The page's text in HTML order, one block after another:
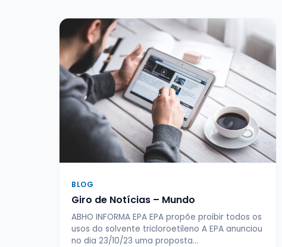
BLOG
Giro de Notícias – Mundo
ABHO INFORMA EPA EPA propõe proibir todos os
usos do solvente tricloroetileno A EPA anunciou
no dia 23/10/23 uma proposta…